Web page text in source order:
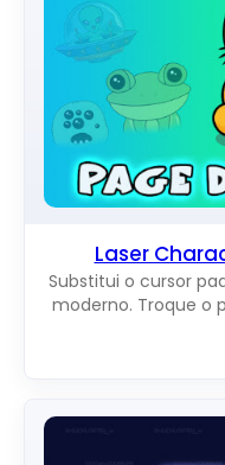
Laser
Substitui o cursor
moderno. Troque o